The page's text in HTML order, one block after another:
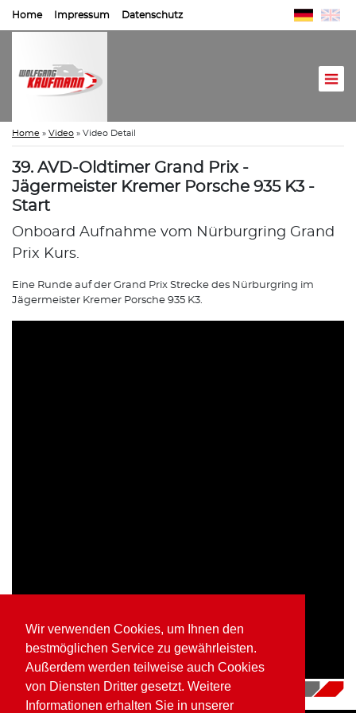
Wir verwenden Cookies, um Ihnen den
bestmöglichen Service zu gewährleisten.
Außerdem werden teilweise auch Cookies
von Diensten Dritter gesetzt. Weitere
Informationen erhalten Sie in unserer
Home Impressum Datenschutz
Home » Video » Video Detail
39. AVD-Oldtimer Grand Prix -
Jägermeister Kremer Porsche 935 K3 -
Start
Onboard Aufnahme vom Nürburgring Grand
Prix Kurs.
Eine Runde auf der Grand Prix Strecke des Nürburgring im
Jägermeister Kremer Porsche 935 K3.
16.07.2018